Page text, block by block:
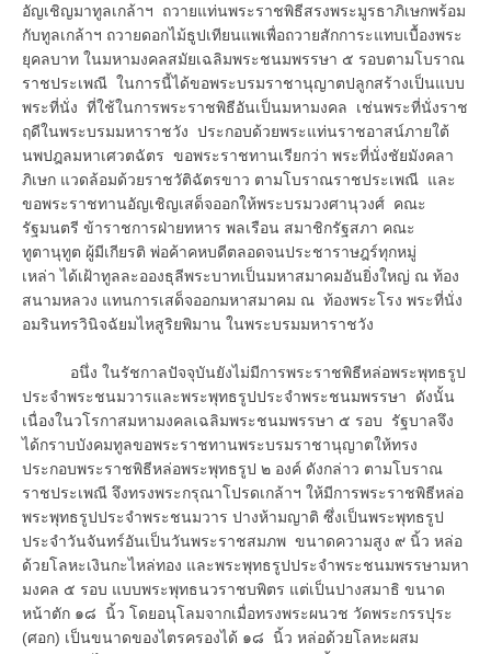
อัญเชิญมาทูลเกล้าฯ ถวายแท่นพระราชพิธีสรงพระมูรธาภิเษกพร้อม
กับทูลเกล้าฯ ถวายดอกไม้ธูปเทียนแพเพื่อถวายสักการะแทบเบื้องพระ
ยุคลบาท ในมหามงคลสมัยเฉลิมพระชนมพรรษา ๕ รอบตามโบราณ
ราชประเพณี ในการนี้ได้ขอพระบรมราชานุญาตปลูกสร้างเป็นแบบ
พระที่นั่ง ที่ใช้ในการพระราชพิธีอันเป็นมหามงคล เช่นพระที่นั่งราช
ฤดีในพระบรมมหาราชวัง ประกอบด้วยพระแท่นราชอาสน์ภายใต้
นพปฎลมหาเศวตฉัตร ขอพระราชทานเรียกว่า พระที่นั่งชัยมังคลา
ภิเษก แวดล้อมด้วยราชวัติฉัตรขาว ตามโบราณราชประเพณี และ
ขอพระราชทานอัญเชิญเสด็จออกให้พระบรมวงศานุวงศ์ คณะ
รัฐมนตรี ข้าราชการฝ่ายทหาร พลเรือน สมาชิกรัฐสภา คณะ
ทูตานุทูต ผู้มีเกียรติ พ่อค้าคหบดีตลอดจนประชาราษฎร์ทุกหมู่
เหล่า ได้เฝ้าทูลละอองธุลีพระบาทเป็นมหาสมาคมอันยิ่งใหญ่ ณ ท้อง
สนามหลวง แทนการเสด็จออกมหาสมาคม ณ ท้องพระโรง พระที่นั่ง
อมรินทรวินิจฉัยมไหสูริยพิมาน ในพระบรมมหาราชวัง
อนึ่ง ในรัชกาลปัจจุบันยังไม่มีการพระราชพิธีหล่อพระพุทธรูป
ประจำพระชนมวารและพระพุทธรูปประจำพระชนมพรรษา ดังนั้น
เนื่องในวโรกาสมหามงคลเฉลิมพระชนมพรรษา ๕ รอบ รัฐบาลจึง
ได้กราบบังคมทูลขอพระราชทานพระบรมราชานุญาตให้ทรง
ประกอบพระราชพิธีหล่อพระพุทธรูป ๒ องค์ ดังกล่าว ตามโบราณ
ราชประเพณี จึงทรงพระกรุณาโปรดเกล้าฯ ให้มีการพระราชพิธีหล่อ
พระพุทธรูปประจำพระชนมวาร ปางห้ามญาติ ซึ่งเป็นพระพุทธรูป
ประจำวันจันทร์อันเป็นวันพระราชสมภพ ขนาดความสูง ๙ นิ้ว หล่อ
ด้วยโลหะเงินกะไหล่ทอง และพระพุทธรูปประจำพระชนมพรรษามหา
มงคล ๕ รอบ แบบพระพุทธนวราชบพิตร แต่เป็นปางสมาธิ ขนาด
หน้าตัก ๑๘ นิ้ว โดยอนุโลมจากเมื่อทรงพระผนวช วัดพระกรรปุระ
(ศอก) เป็นขนาดของไตรครองได้ ๑๘ นิ้ว หล่อด้วยโลหะผสม